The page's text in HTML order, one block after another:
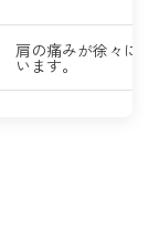
肩の痛みが徐々に
います。